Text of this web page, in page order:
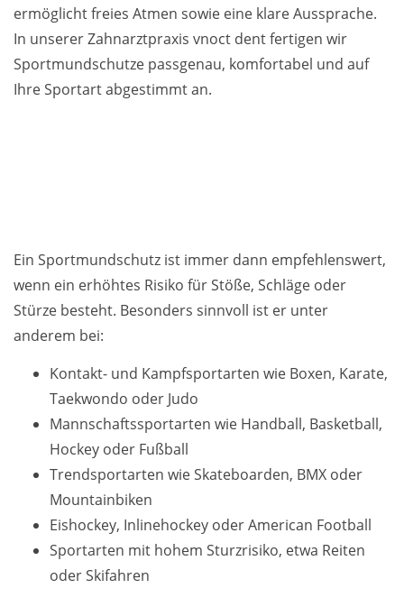
ermöglicht freies Atmen sowie eine klare Aussprache.
In unserer Zahnarztpraxis vnoct dent fertigen wir
Sportmundschutze passgenau, komfortabel und auf
Ihre Sportart abgestimmt an.
Ein Sportmundschutz ist immer dann empfehlenswert,
wenn ein erhöhtes Risiko für Stöße, Schläge oder
Stürze besteht. Besonders sinnvoll ist er unter
anderem bei:
Kontakt- und Kampfsportarten wie Boxen, Karate,
Taekwondo oder Judo
Mannschaftssportarten wie Handball, Basketball,
Hockey oder Fußball
Trendsportarten wie Skateboarden, BMX oder
Mountainbiken
Eishockey, Inlinehockey oder American Football
Sportarten mit hohem Sturzrisiko, etwa Reiten
oder Skifahren